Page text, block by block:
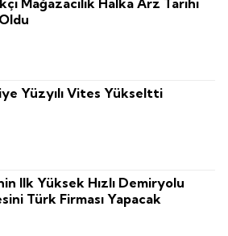
Mağazacılık Halka Arz Tarihi
Yüzyılı Vites Yükseltti
Ilk Yüksek Hızlı Demiryolu
Türk Firması Yapacak